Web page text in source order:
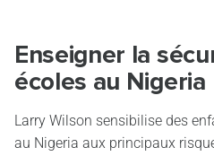
Enseigner la
écoles au Nigeria
Larry Wilson sensibilise des
au Nigeria aux principaux